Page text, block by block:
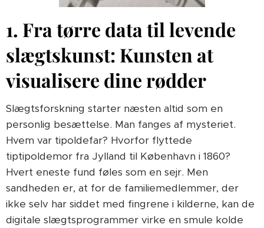
1. Fra tørre data til levende
slægtskunst: Kunsten at
visualisere dine rødder
Slægtsforskning starter næsten altid som en
personlig besættelse. Man fanges af mysteriet.
Hvem var tipoldefar? Hvorfor flyttede
tiptipoldemor fra Jylland til København i 1860?
Hvert eneste fund føles som en sejr. Men
sandheden er, at for de familiemedlemmer, der
ikke selv har siddet med fingrene i kilderne, kan de
digitale slægtsprogrammer virke en smule kolde